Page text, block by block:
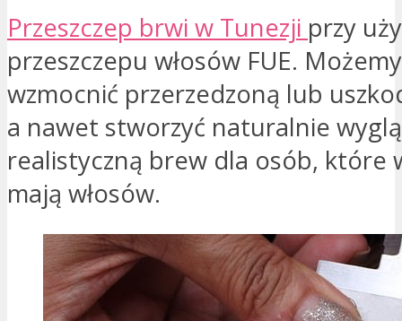
Przeszczep brwi w Tunezji przy
przeszczepu włosów FUE.
wzmocnić przerzedzoną lub
a nawet stworzyć naturalnie
realistyczną brew dla osób, które
mają włosów.